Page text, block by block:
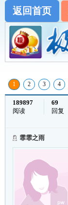
返回首页
1 2 3 4
189897
阅读
69
回复
霏霏之雨